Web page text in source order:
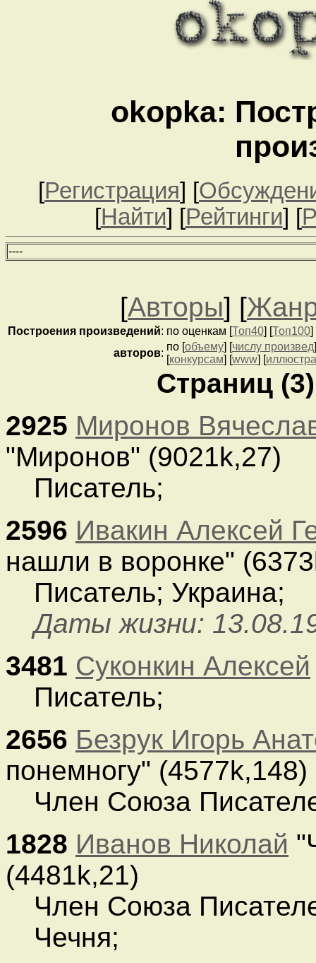
okopka:
[Регистрация] [
[Найти] [Рейтинги] [
----
[Авторы] [
Построения произведений: по оценкам [Топ40] [Топ100]
авторов:
по [объему] [числу произвед
[конкурсам] [www] [
Страниц
2925 Миронов
"Миронов" (9021k,27)
Писатель;
2596 Ивакин Алексей
нашли в воронке"
Писатель; Украина;
Даты жизни:
3481 Суконкин Алексей
Писатель;
2656 Безрук Игорь
понемногу" (4577k,148)
Член Союза
1828 Иванов Николай
(4481k,21)
Член Союза
Чечня;